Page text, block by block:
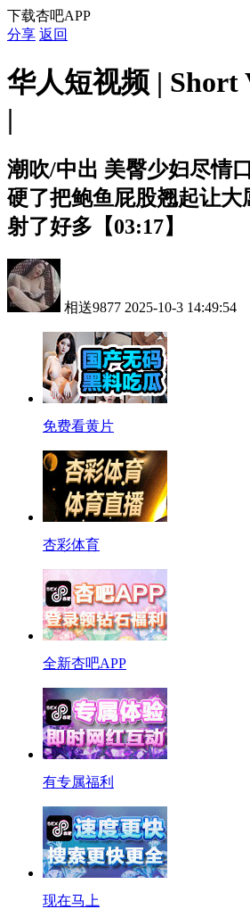
下载杏吧APP
分享 返回
华人短视频 | Short
|
潮吹/中出 美臀少妇尽情
硬了把鲍鱼屁股翘起让大
射了好多【03:17】
相送9877 2025-10-3 14:49:54
免费看黄片
杏彩体育
全新杏吧APP
有专属福利
现在马上